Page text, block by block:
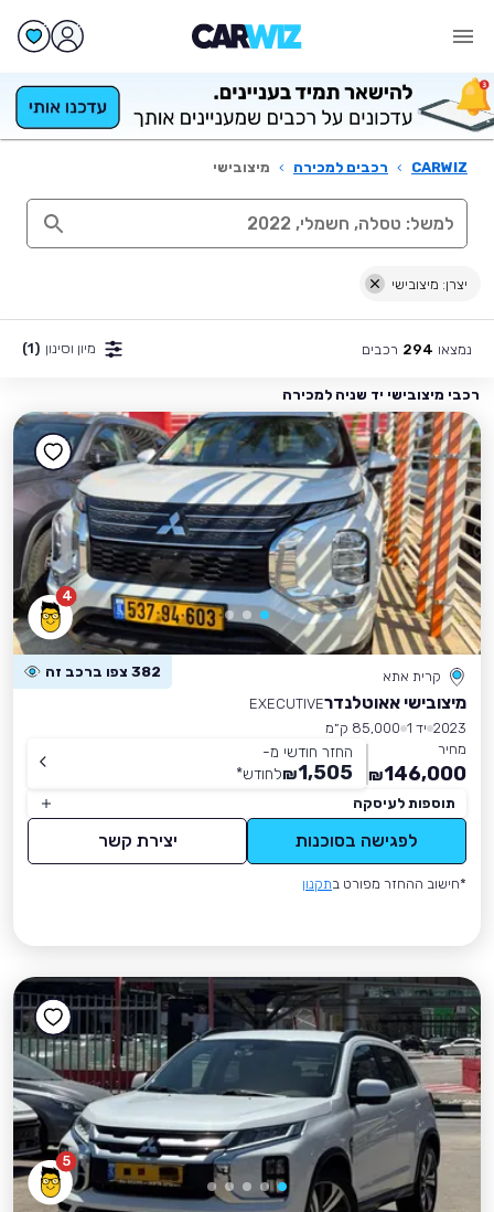
CARWIZ
› רכבים למכירה › מיצובישי
יצרן: מיצובישי
נמצאו 294 רכבים מיון וסינון (1)
רכבי מיצובישי יד שניה למכירה
4
קרית אתא 382 צפו ברכב זה
מיצובישי אאוטלנדרEXECUTIVE
2023 יד 1
85,000 ק״מ
מחיר
146,000
₪
החזר חודשי מ-
1,505
₪לחודש*
תוספות לעיסקה
לפגישה בסוכנות יצירת קשר
*חישוב ההחזר מפורט בתקנון
5